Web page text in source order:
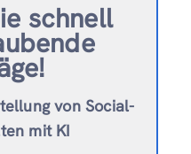
schnell
von Social-
mit KI